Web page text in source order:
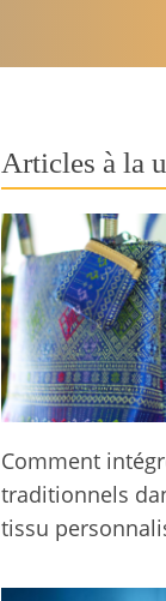
Articles à la
Comment
traditionnels
tissu